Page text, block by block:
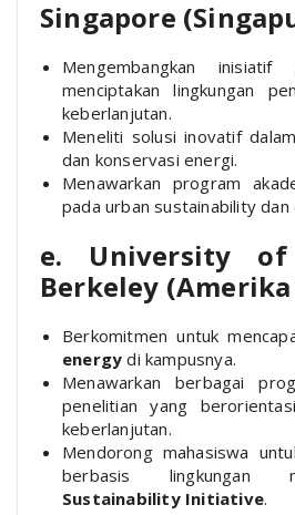
Singapore
Mengembangkan inisiatif
menciptakan lingkungan
keberlanjutan.
Meneliti solusi inovatif
dan konservasi energi.
Menawarkan program
pada urban sustainability
e. University of
Berkeley
Berkomitmen untuk
energy di kampusnya.
Menawarkan berbagai
penelitian yang
keberlanjutan.
Mendorong mahasiswa
berbasis lingkungan
Sustainability Initiative.